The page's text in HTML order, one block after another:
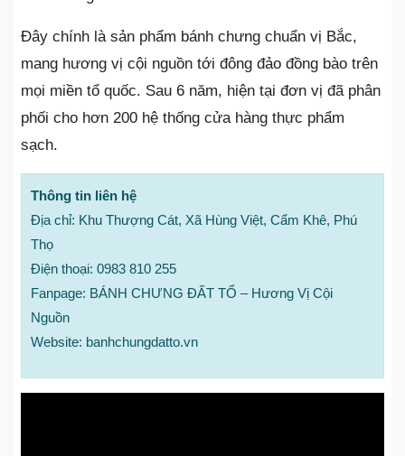
Đây chính là sản phẩm bánh chưng chuẩn vị Bắc,
mang hương vị cội nguồn tới đông đảo đồng bào trên
mọi miền tổ quốc. Sau 6 năm, hiện tại đơn vị đã phân
phối cho hơn 200 hệ thống cửa hàng thực phẩm
sạch.
Thông tin liên hệ
Địa chỉ: Khu Thượng Cát, Xã Hùng Việt, Cẩm Khê, Phú
Thọ
Điện thoại: 0983 810 255
Fanpage: BÁNH CHƯNG ĐẤT TỔ – Hương Vị Cội
Nguồn
Website: banhchungdatto.vn